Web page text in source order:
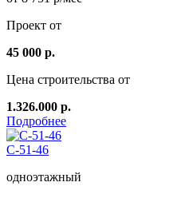
Проект от
45 000 р.
Цена строительства от
1.326.000 р.
Подробнее
C-51-46
одноэтажный